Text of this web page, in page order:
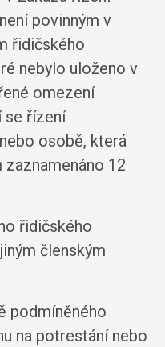
povinným v
řidičského
nebylo uloženo v
omezení
se řízení
osobě, která
12
řidičského
členským
podmíněného
na potrestání nebo